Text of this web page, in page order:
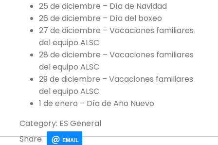
25 de diciembre – Día de Navidad
26 de diciembre – Día del boxeo
27 de diciembre – Vacaciones familiares
del equipo ALSC
28 de diciembre – Vacaciones familiares
del equipo ALSC
29 de diciembre – Vacaciones familiares
del equipo ALSC
1 de enero – Día de Año Nuevo
Category: ES General
Share
EMAIL